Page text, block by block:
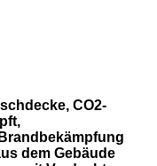
CO2-
dem Gebäude